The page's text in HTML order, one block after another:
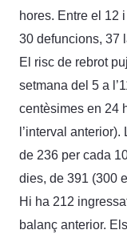
hores. Entre el 12
30 defuncions, 37
El risc de rebrot
setmana del 5 a
centèsimes en 24
l’interval
de 236 per cada
dies, de 391 (300
Hi ha 212
balanç anterior.